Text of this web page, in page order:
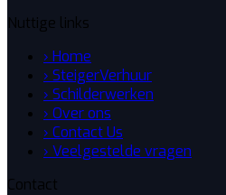
Nuttige links
› Home
› SteigerVerhuur
› Schilderwerken
› Over ons
› Contact Us
› Veelgestelde vragen
Contact